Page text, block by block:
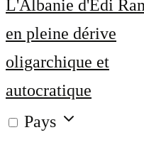
L'Albanie d'Edi
en pleine dérive
oligarchique et
autocratique
Pays